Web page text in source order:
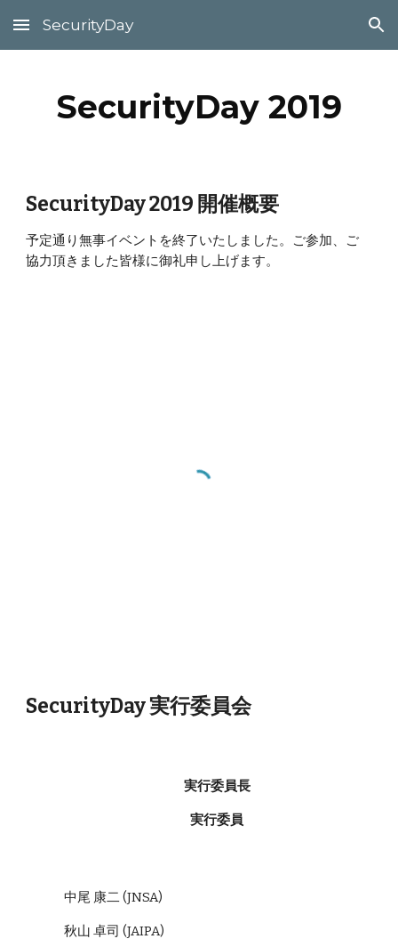
Skip to main content Skip to navigation
SecurityDay
SecurityDay 2019
SecurityDay 2019 開催概要
予定通り無事イベントを終了いたしました。ご参加、ご
協力頂きました皆様に御礼申し上げます。
SecurityDay 実行委員会
実行委員長
実行委員
中尾 康二 (JNSA)
秋山 卓司 (JAIPA)